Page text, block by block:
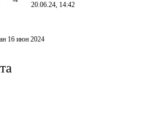
20.06.24, 14:42
16 июн 2024